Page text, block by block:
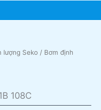
lượng Seko / Bơm định
108C